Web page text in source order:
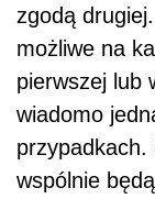
zgodą
możliwe na
pierwszej lub
wiadomo
przypadkach.
wspólnie